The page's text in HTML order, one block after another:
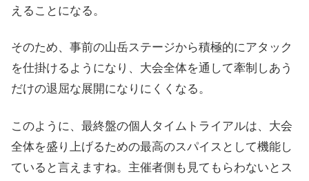
えることになる。
そのため、事前の山岳ステージから積極的にアタック
を仕掛けるようになり、大会全体を通して牽制しあう
だけの退屈な展開になりにくくなる。
このように、最終盤の個人タイムトライアルは、大会
全体を盛り上げるための最高のスパイスとして機能し
ていると言えますね。主催者側も見てもらわないとス